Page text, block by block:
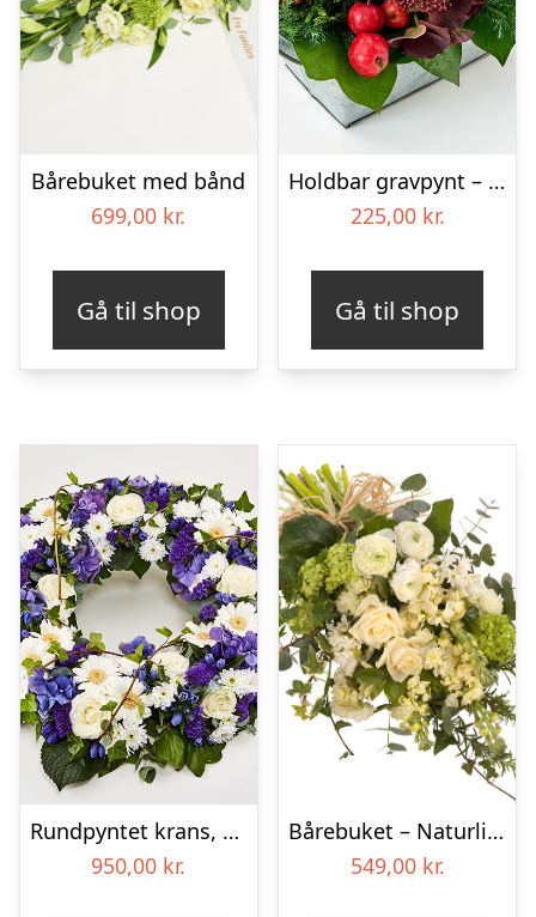
Bårebuket med bånd
699,00 kr.
Gå til shop
Holdbar gravpynt – Blomster til begravelse
225,00 kr.
Gå til shop
Rundpyntet krans, blå og hvid – Blomster til begravelse
950,00 kr.
Bårebuket – Naturlig hvid
549,00 kr.